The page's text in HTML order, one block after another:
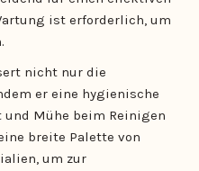
ist erforderlich, um
nicht nur die
er eine hygienische
Mühe beim Reinigen
breite Palette von
um zur